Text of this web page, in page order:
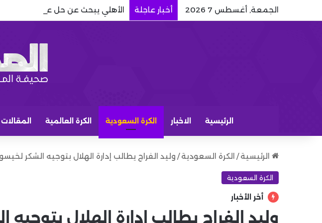
الجمعة, أغسطس 7 2026 أخبار عاجلة الأهلي يبحث عن حل عاجل لخط
الرئيسية الاخبار الكرة السعودية الكرة العالمية المقالات
الرئيسية / الكرة السعودية / وليد الفراج يطالب إدارة الهلال بتوجيه الشكر
الكرة السعودية
أخر الأخبار
وليد الفراج يطالب إدارة الهلال بتوجيه